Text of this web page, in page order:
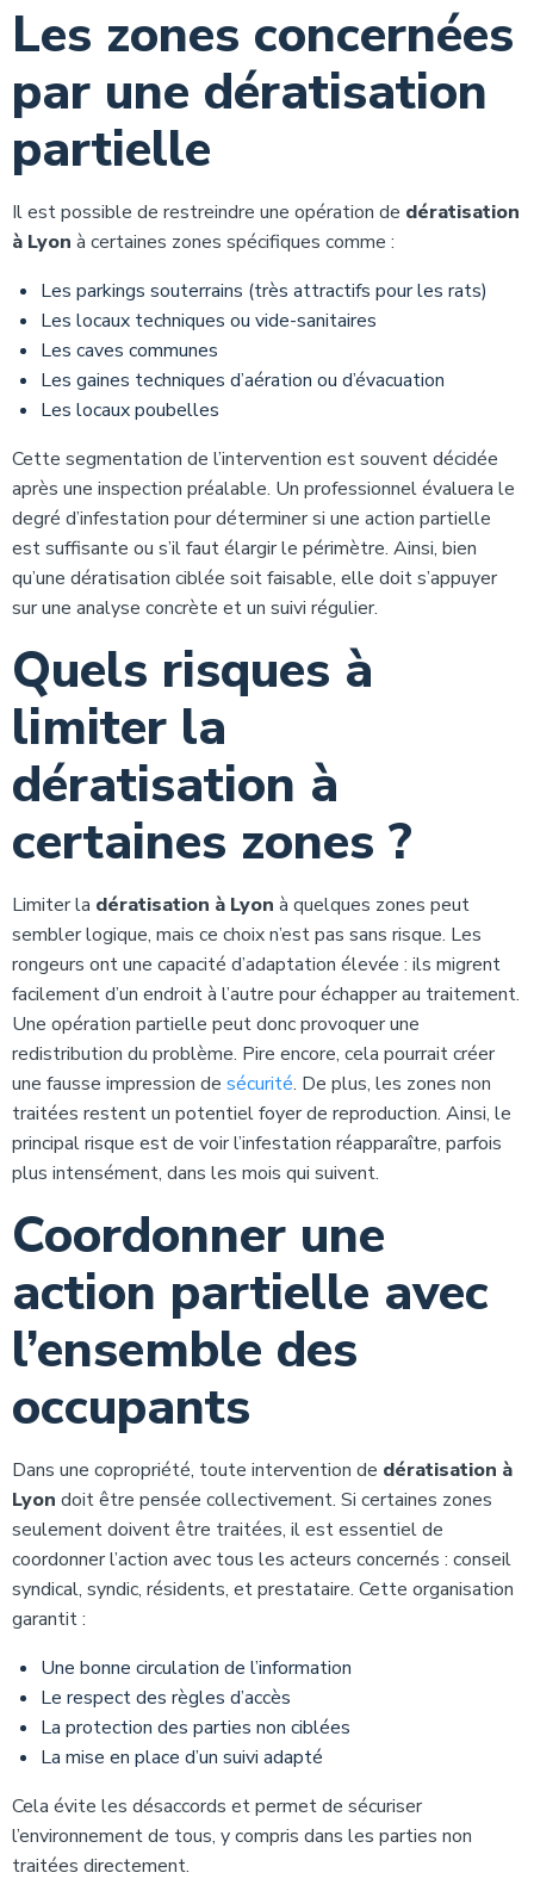
Les zones concernées
par une dératisation
partielle
Il est possible de restreindre une opération de dératisation
à Lyon à certaines zones spécifiques comme :
Les parkings souterrains (très attractifs pour les rats)
Les locaux techniques ou vide-sanitaires
Les caves communes
Les gaines techniques d’aération ou d’évacuation
Les locaux poubelles
Cette segmentation de l’intervention est souvent décidée
après une inspection préalable. Un professionnel évaluera le
degré d’infestation pour déterminer si une action partielle
est suffisante ou s’il faut élargir le périmètre. Ainsi, bien
qu’une dératisation ciblée soit faisable, elle doit s’appuyer
sur une analyse concrète et un suivi régulier.
Quels risques à
limiter la
dératisation à
certaines zones ?
Limiter la dératisation à Lyon à quelques zones peut
sembler logique, mais ce choix n’est pas sans risque. Les
rongeurs ont une capacité d’adaptation élevée : ils migrent
facilement d’un endroit à l’autre pour échapper au traitement.
Une opération partielle peut donc provoquer une
redistribution du problème. Pire encore, cela pourrait créer
une fausse impression de sécurité. De plus, les zones non
traitées restent un potentiel foyer de reproduction. Ainsi, le
principal risque est de voir l’infestation réapparaître, parfois
plus intensément, dans les mois qui suivent.
Coordonner une
action partielle avec
l’ensemble des
occupants
Dans une copropriété, toute intervention de dératisation à
Lyon doit être pensée collectivement. Si certaines zones
seulement doivent être traitées, il est essentiel de
coordonner l’action avec tous les acteurs concernés : conseil
syndical, syndic, résidents, et prestataire. Cette organisation
garantit :
Une bonne circulation de l’information
Le respect des règles d’accès
La protection des parties non ciblées
La mise en place d’un suivi adapté
Cela évite les désaccords et permet de sécuriser
l’environnement de tous, y compris dans les parties non
traitées directement.